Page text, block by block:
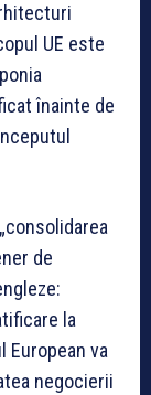
UE este
înainte de
de
la
European va
negocierii